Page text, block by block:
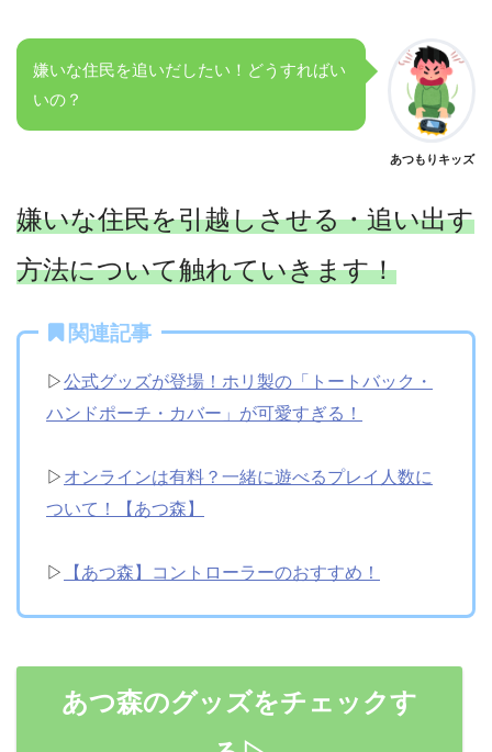
嫌いな住民を追いだしたい！どうすればい
いの？
あつもりキッズ
嫌いな住民を引越しさせる・追い出す
方法について触れていきます！
関連記事
▷公式グッズが登場！ホリ製の「トートバック・
ハンドポーチ・カバー」が可愛すぎる！
▷ オンラインは有料？一緒に遊べるプレイ人数に
ついて！【あつ森】
▷ 【あつ森】コントローラーのおすすめ！
あつ森のグッズをチェックす